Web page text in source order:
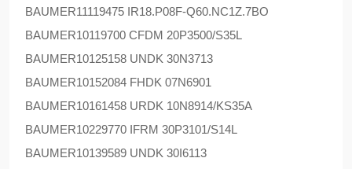
BAUMER11119475 IR18.P08F-Q60.NC1Z.7BO
BAUMER10119700 CFDM 20P3500/S35L
BAUMER10125158 UNDK 30N3713
BAUMER10152084 FHDK 07N6901
BAUMER10161458 URDK 10N8914/KS35A
BAUMER10229770 IFRM 30P3101/S14L
BAUMER10139589 UNDK 30I6113